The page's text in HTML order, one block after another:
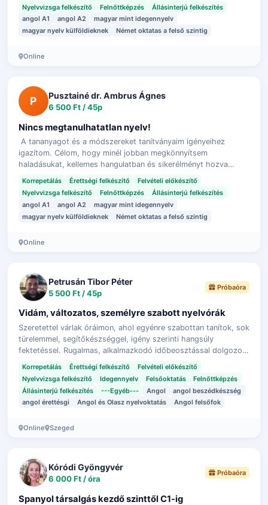
Nyelvvizsga felkészítő
Felnőttképzés
Állásinterjú felkészítés
angol A1
angol A2
magyar mint idegennyelv
magyar nyelv külföldieknek
Német oktatas a felső szintig
Online
P Pusztainé dr. Ambrus Ágnes
6 500 Ft / 45p
Nincs megtanulhatatlan nyelv!
A tananyagot és a módszereket tanítványaim igényeihez
igazítom. Célom, hogy minél jobban megkönnyítsem
haladásukat, kellemes hangulatban és sikerélményt hozva
teljenek az órák.
Korrepetálás Érettségi felkészítő
Felvételi előkészítő
Nyelvvizsga felkészítő
Felnőttképzés
Állásinterjú felkészítés
angol A1
angol A2
magyar mint idegennyelv
magyar nyelv külföldieknek
Német oktatas a felső szintig
Online
Petrusán Tibor Péter
5 500 Ft / 45p
Próbaóra
Vidám, változatos, személyre szabott nyelvórák
Szeretettel várlak óráimon, ahol egyénre szabottan tanítok, sok
türelemmel, segítőkészséggel, igény szerinti hangsúly
fektetéssel. Rugalmas, alkalmazkodó időbeosztással dolgozok,
akár éjszaka vagy hé…
Korrepetálás Érettségi felkészítő
Felvételi előkészítő
Nyelvvizsga felkészítő
Idegennyelv Felsőoktatás
Felnőttképzés
Állásinterjú felkészítés
---Egyéb--- Angol
angol beszédkészség
angol érettésgi
Angol és Olasz nyelvoktatás Angol felsőfok
Online Szeged
Kóródi Gyöngyvér
6 000 Ft / óra
Próbaóra
Spanyol társalgás kezdő szinttől C1-ig